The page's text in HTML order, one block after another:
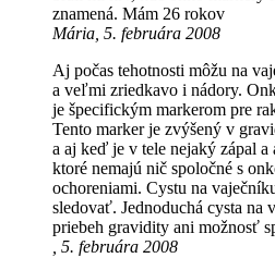
znamená. Mám 26 rokov
Mária, 5. februára 2008
Aj počas tehotnosti môžu na
a veľmi zriedkavo i nádory.
je špecifickým markerom pre
Tento marker je zvýšený v
a aj keď je v tele nejaký zápal
ktoré nemajú nič spoločné s
ochoreniami. Cystu na
sledovať. Jednoduchá cysta na
priebeh gravidity ani možnosť
, 5. februára 2008